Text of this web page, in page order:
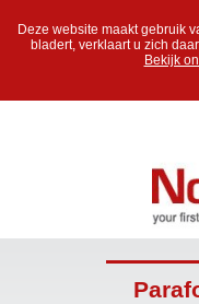
Deze website maakt gebruik
bladert, verklaart u zich
Bekijk